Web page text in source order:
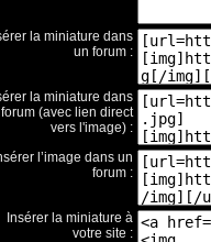
la miniature dans
un forum :
la miniature dans
(avec lien direct
vers l'image) :
l’image dans un
forum :
Insérer la miniature à
votre site :